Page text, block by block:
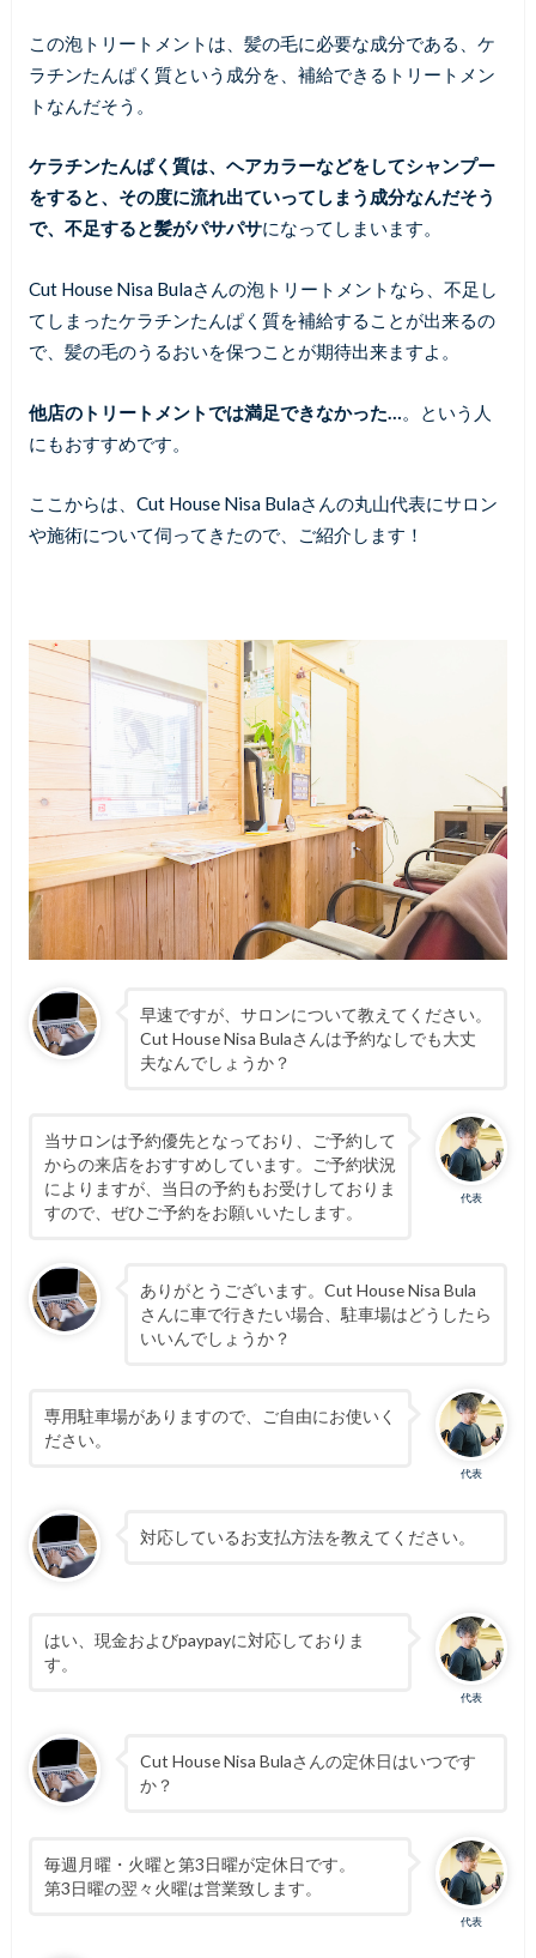
この泡トリートメントは、髪の毛に必要な成分である、ケ
ラチンたんぱく質という成分を、補給できるトリートメン
トなんだそう。
ケラチンたんぱく質は、ヘアカラーなどをしてシャンプー
をすると、その度に流れ出ていってしまう成分なんだそう
で、不足すると髪がパサパサになってしまいます。
Cut House Nisa Bulaさんの泡トリートメントなら、不足し
てしまったケラチンたんぱく質を補給することが出来るの
で、髪の毛のうるおいを保つことが期待出来ますよ。
他店のトリートメントでは満足できなかった…
。という人
にもおすすめです。
ここからは、Cut House Nisa Bulaさんの丸山代表にサロン
や施術について伺ってきたので、ご紹介します！
早速ですが、サロンについて教えてください。
Cut House Nisa Bulaさんは予約なしでも大丈
夫なんでしょうか？
代表
当サロンは予約優先となっており、ご予約して
からの来店をおすすめしています。ご予約状況
によりますが、当日の予約もお受けしておりま
すので、ぜひご予約をお願いいたします。
ありがとうございます。Cut House Nisa Bula
さんに車で行きたい場合、駐車場はどうしたら
いいんでしょうか？
代表
専用駐車場がありますので、ご自由にお使いく
ださい。
対応しているお支払方法を教えてください。
代表
はい、現金およびpaypayに対応しておりま
す。
Cut House Nisa Bulaさんの定休日はいつです
か？
代表
毎週月曜・火曜と第3日曜が定休日です。
第3日曜の翌々火曜は営業致します。